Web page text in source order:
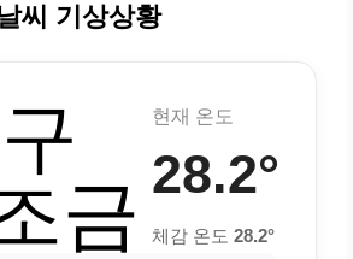
씨 기상상황
금
현재 온도
28.2°
체감 온도 28.2°